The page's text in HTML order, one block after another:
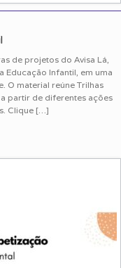
de projetos do Avisa Lá,
Educação Infantil, em uma
O material reúne Trilhas
partir de diferentes ações
Clique […]